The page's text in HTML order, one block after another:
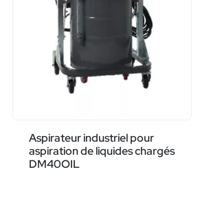
Aspirateur industriel pour
aspiration de liquides chargés
DM40OIL